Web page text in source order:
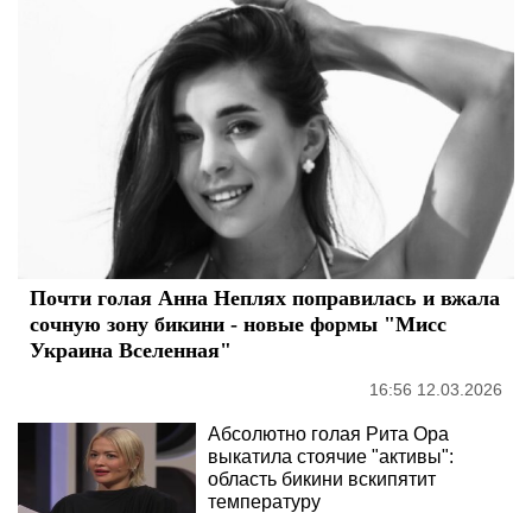
Почти голая Анна Неплях поправилась и вжала
сочную зону бикини - новые формы "Мисс
Украина Вселенная"
16:56 12.03.2026
Абсолютно голая Рита Ора
выкатила стоячие "активы":
область бикини вскипятит
температуру